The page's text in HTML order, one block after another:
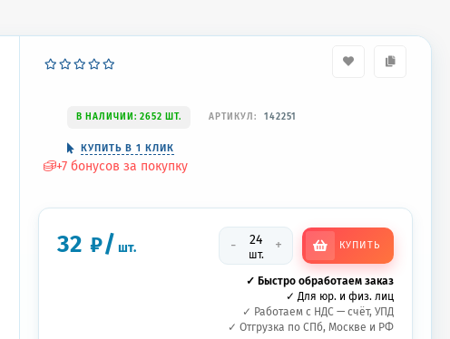
В НАЛИЧИИ: 2652 ШТ. АРТИКУЛ: 142251
КУПИТЬ В 1 КЛИК
+7 бонусов за покупку
32 ₽/ шт. -
шт.
+ КУПИТЬ
✓ Быстро обработаем заказ
✓ Для юр. и физ. лиц
✓ Работаем с НДС — счёт, УПД
✓ Отгрузка по СПб, Москве и РФ